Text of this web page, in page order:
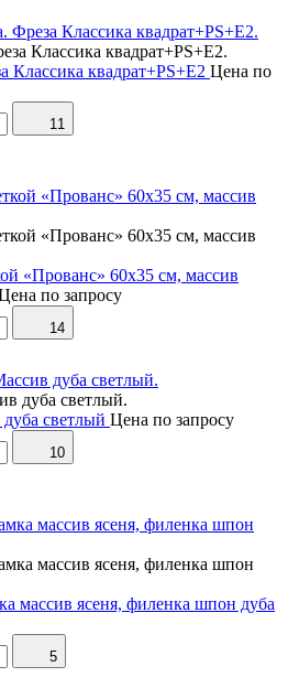
Классика квадрат+PS+Е2 Цена по
11
«Прованс» 60х35 см, массив
по запросу
14
светлый Цена по запросу
10
массив ясеня, филенка шпон дуба
5